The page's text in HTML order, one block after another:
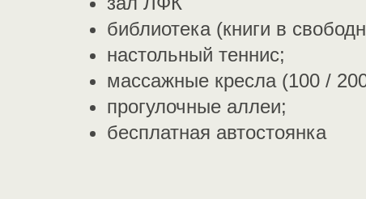
библиотека (книги в
настольный теннис;
массажные кресла (100 /
прогулочные аллеи;
бесплатная автостоянка